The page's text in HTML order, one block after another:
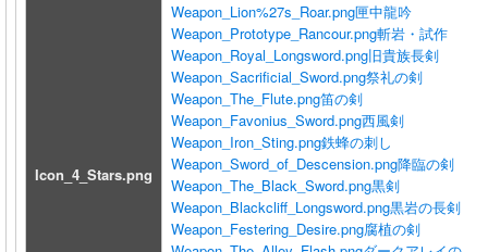
Icon_4_Stars.png
Weapon_Lion%27s_Roar.png匣中龍吟
Weapon_Prototype_Rancour.png斬岩・試作
Weapon_Royal_Longsword.png旧貴族長剣
Weapon_Sacrificial_Sword.png祭礼の剣
Weapon_The_Flute.png笛の剣
Weapon_Favonius_Sword.png西風剣
Weapon_Iron_Sting.png鉄蜂の刺し
Weapon_Sword_of_Descension.png降臨の剣
Weapon_The_Black_Sword.png黒剣
Weapon_Blackcliff_Longsword.png黒岩の長剣
Weapon_Festering_Desire.png腐植の剣